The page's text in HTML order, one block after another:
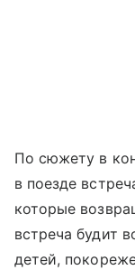
По сюжету в
в поезде
которые
встреча будит
детей,